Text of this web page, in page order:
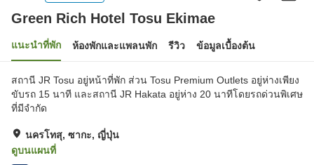
Green Rich Hotel Tosu Ekimae
แนะนำที่พัก ห้องพักและแพลนพัก รีวิว ข้อมูลเบื้องต้น
สถานี JR Tosu อยู่หน้าที่พัก ส่วน Tosu Premium Outlets อยู่ห่างเพียง
ขับรถ 15 นาที และสถานี JR Hakata อยู่ห่าง 20 นาทีโดยรถด่วนพิเศษ
ที่มีจำกัด
นครโทสุ, ซากะ, ญี่ปุ่น
ดูบนแผนที่